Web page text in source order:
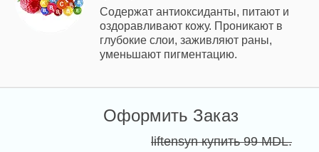
Содержат антиоксиданты, питают и
оздоравливают кожу. Проникают в
глубокие слои, заживляют раны,
уменьшают пигментацию.
Оформить Заказ
liftensyn купить99 MDL.